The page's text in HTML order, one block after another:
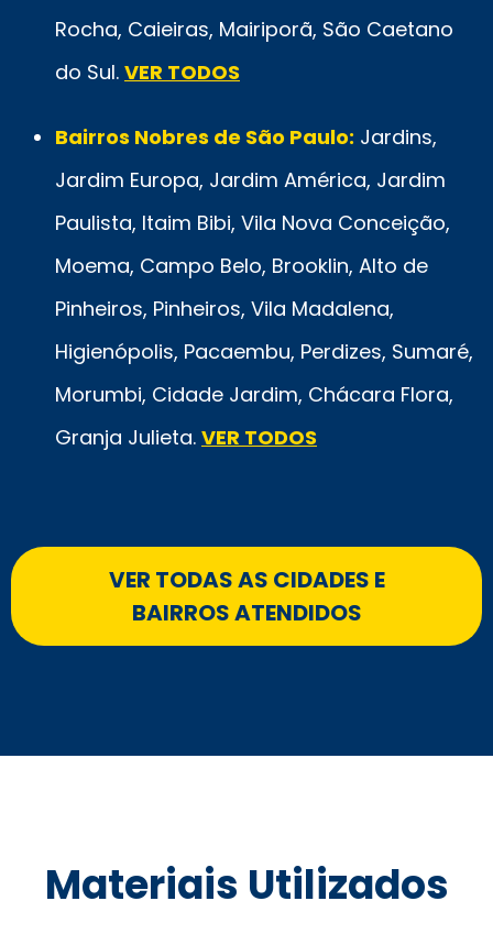
Rocha, Caieiras, Mairiporã, São Caetano
do Sul. VER TODOS
Bairros Nobres de São Paulo: Jardins,
Jardim Europa, Jardim América, Jardim
Paulista, Itaim Bibi, Vila Nova Conceição,
Moema, Campo Belo, Brooklin, Alto de
Pinheiros, Pinheiros, Vila Madalena,
Higienópolis, Pacaembu, Perdizes, Sumaré,
Morumbi, Cidade Jardim, Chácara Flora,
Granja Julieta. VER TODOS
VER TODAS AS CIDADES E
BAIRROS ATENDIDOS
Materiais Utilizados